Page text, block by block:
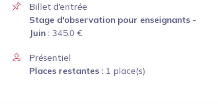
Billet d’entrée
Stage d'observation pour enseignants -
Juin : 345.0 €
Présentiel
Places restantes : 1 place(s)